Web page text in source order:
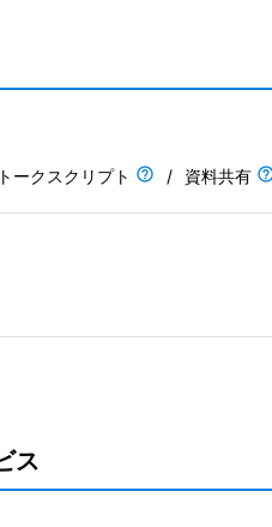
トークスクリプト / 資料共有
ス